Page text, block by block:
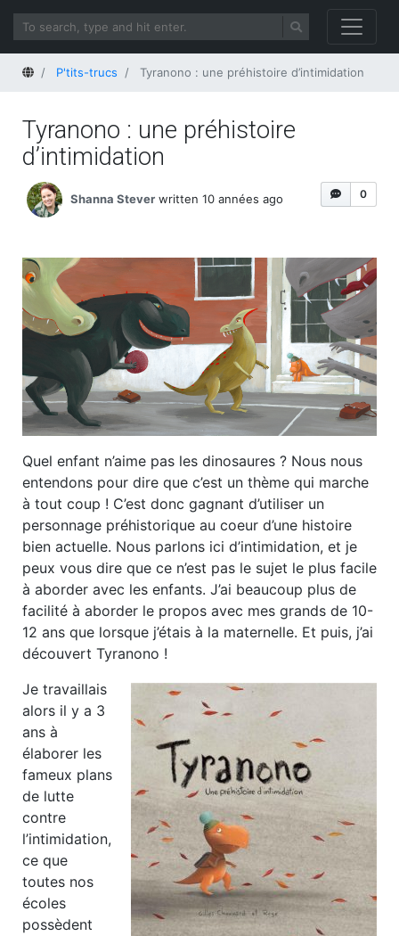
HomeP'tits-trucs Tyranono : une préhistoire d’intimidation
Tyranono : une préhistoire
d’intimidation
0
Shanna Stever written 10 années ago
Quel enfant n’aime pas les dinosaures ? Nous nous
entendons pour dire que c’est un thème qui marche
à tout coup ! C’est donc gagnant d’utiliser un
personnage préhistorique au coeur d’une histoire
bien actuelle. Nous parlons ici d’intimidation, et je
peux vous dire que ce n’est pas le sujet le plus facile
à aborder avec les enfants. J’ai beaucoup plus de
facilité à aborder le propos avec mes grands de 10-
12 ans que lorsque j’étais à la maternelle. Et puis, j’ai
découvert Tyranono !
Je travaillais
alors il y a 3
ans à
élaborer les
fameux plans
de lutte
contre
l’intimidation,
ce que
toutes nos
écoles
possèdent